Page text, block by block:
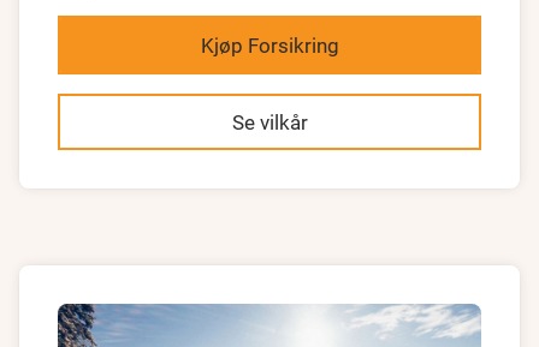
Kjøp Forsikring
Se vilkår